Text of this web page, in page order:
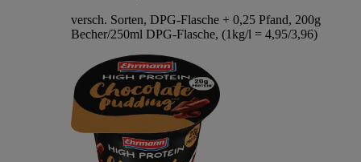
versch. Sorten, DPG-Flasche + 0,25 Pfand, 200g
Becher/250ml DPG-Flasche, (1kg/l = 4,95/3,96)